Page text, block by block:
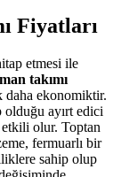
Fiyatları
etmesi ile
takımı
daha ekonomiktir.
olduğu ayırt edici
etkili olur. Toptan
fermuarlı bir
sahip olup